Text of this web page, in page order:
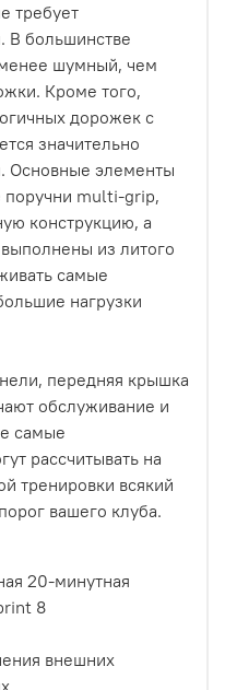
требует
В большинстве
шумный, чем
Кроме того,
дорожек с
значительно
Основные элементы
поручни multi-grip,
конструкцию, а
из литого
самые
нагрузки
передняя крышка
обслуживание и
самые
рассчитывать на
тренировки всякий
вашего клуба.
20-минутная
8
внешних